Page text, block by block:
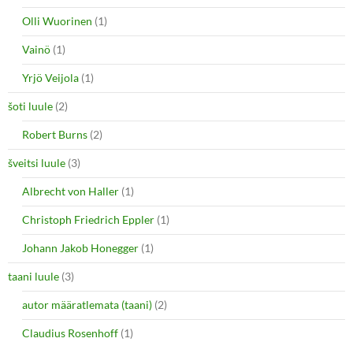
Olli Wuorinen (1)
Vainö (1)
Yrjö Veijola (1)
šoti luule (2)
Robert Burns (2)
šveitsi luule (3)
Albrecht von Haller (1)
Christoph Friedrich Eppler (1)
Johann Jakob Honegger (1)
taani luule (3)
autor määratlemata (taani) (2)
Claudius Rosenhoff (1)